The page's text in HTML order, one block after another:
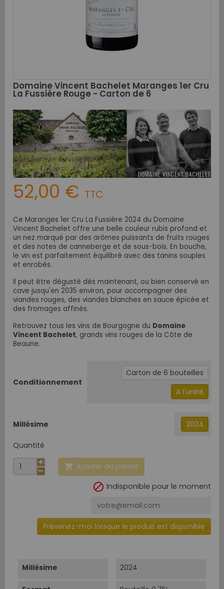
Domaine Vincent Bachelet Maranges 1er Cru
La Fussière Rouge - Carton de 6
52,00 € TTC
Ce Maranges 1er Cru La Fussière 2024 du Domaine
Vincent Bachelet offre une belle couleur rubis profond et
un nez marqué par des arômes puissants de fruits rouges
et des notes de canneberge et de sous-bois. En bouche,
le vin est parfaitement équilibré avec des tanins souples
et enrobés.
Il peut être dégusté dès maintenant, ou bien conservé en
cave jusqu'en 2035 environ, pour accompagner des
viandes rouges, des viandes blanches en sauce épicée et
des fromages affinés.
Retrouvez tous les vins de Bourgogne du Domaine
Vincent Bachelet, grands vins rouges de la Côte de
Beaune.
Conditionnement
Carton de 6 bouteilles
A l'unité
Millésime 2024
Quantité
 Ajouter au panier
 Indisponible pour le moment
Prévenez-moi lorsque le produit est disponible
Millésime 2024